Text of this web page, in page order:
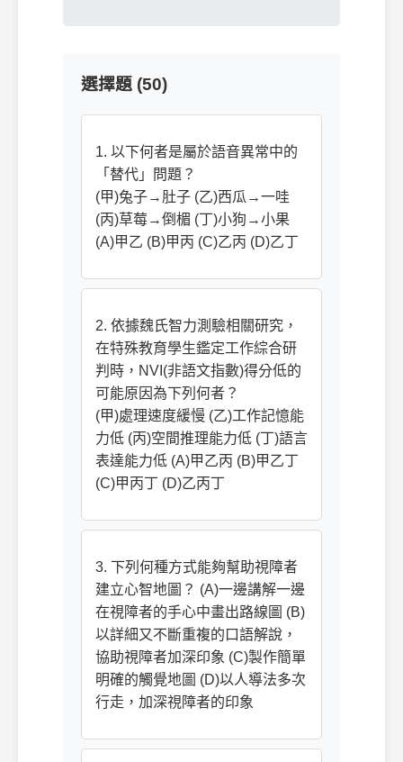
選擇題 (50)
1. 以下何者是屬於語音異常中的
「替代」問題？
(甲)兔子→肚子 (乙)西瓜→一哇
(丙)草莓→倒楣 (丁)小狗→小果
(A)甲乙 (B)甲丙 (C)乙丙 (D)乙丁
2. 依據魏氏智力測驗相關研究，
在特殊教育學生鑑定工作綜合研
判時，NVI(非語文指數)得分低的
可能原因為下列何者？
(甲)處理速度緩慢 (乙)工作記憶能
力低 (丙)空間推理能力低 (丁)語言
表達能力低 (A)甲乙丙 (B)甲乙丁
(C)甲丙丁 (D)乙丙丁
3. 下列何種方式能夠幫助視障者
建立心智地圖？ (A)一邊講解一邊
在視障者的手心中畫出路線圖 (B)
以詳細又不斷重複的口語解說，
協助視障者加深印象 (C)製作簡單
明確的觸覺地圖 (D)以人導法多次
行走，加深視障者的印象